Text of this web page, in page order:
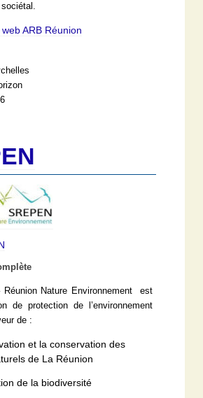
web ARB Réunion
Réunion Nature Environnement est
de protection de l’environnement
de :
et la conservation des
de La Réunion
de la biodiversité